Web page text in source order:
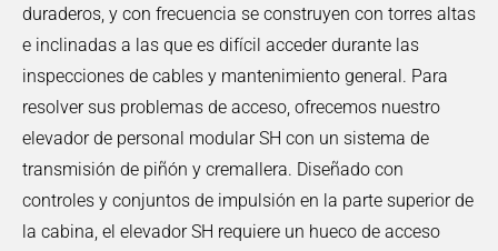
duraderos, y con frecuencia se construyen con torres altas
e inclinadas a las que es difícil acceder durante las
inspecciones de cables y mantenimiento general. Para
resolver sus problemas de acceso, ofrecemos nuestro
elevador de personal modular SH con un sistema de
transmisión de piñón y cremallera. Diseñado con
controles y conjuntos de impulsión en la parte superior de
la cabina, el elevador SH requiere un hueco de acceso